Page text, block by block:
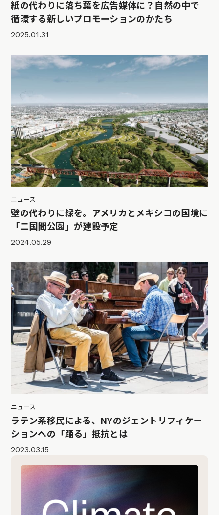
紙の代わりに落ち葉を広告媒体に？自然の中で
循環する新しいプロモーションのかたち
2025.01.31
ニュース
壁の代わりに緑を。アメリカとメキシコの国境に
「二国間公園」が建設予定
2024.05.29
ニュース
ラテン系移民による、NYのジェントリフィケー
ションへの「踊る」抵抗とは
2023.03.15